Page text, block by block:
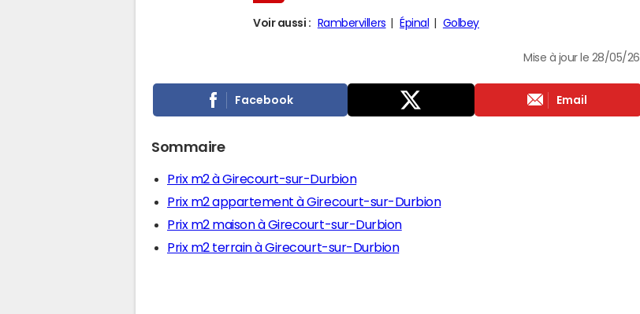
Voir aussi : Rambervillers Épinal Golbey
Mise à jour le 28/05/26
Facebook Email
Sommaire
Prix m2 à Girecourt-sur-Durbion
Prix m2 appartement à Girecourt-sur-Durbion
Prix m2 maison à Girecourt-sur-Durbion
Prix m2 terrain à Girecourt-sur-Durbion